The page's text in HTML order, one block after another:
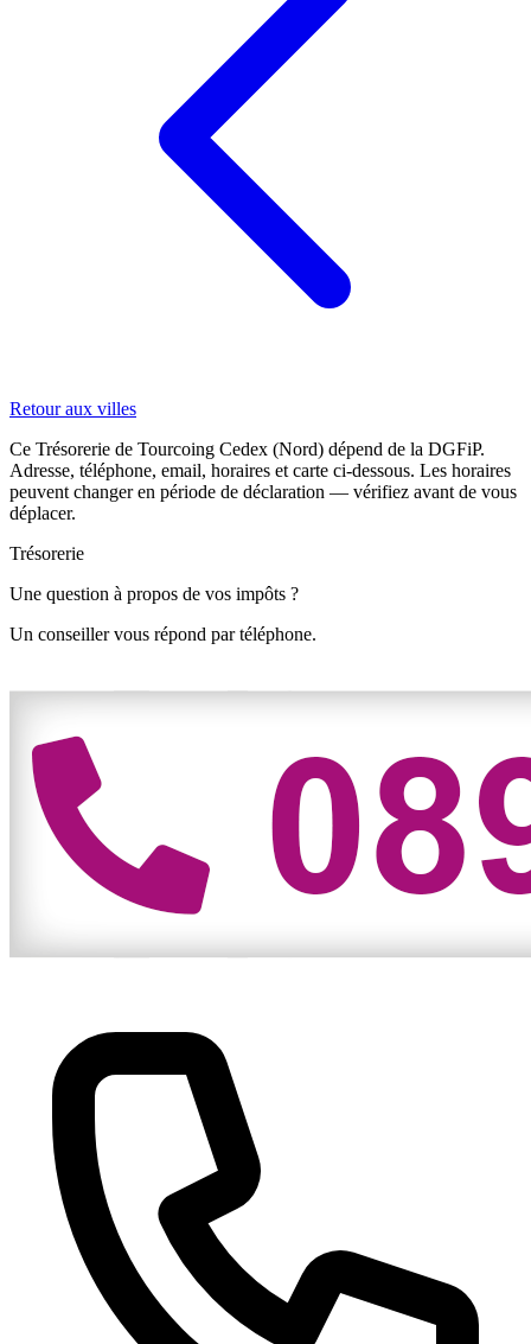
Retour aux villes
Ce Trésorerie de Tourcoing Cedex (Nord) dépend de la DGFiP.
Adresse, téléphone, email, horaires et carte ci-dessous. Les horaires
peuvent changer en période de déclaration — vérifiez avant de vous
déplacer.
Trésorerie
Une question à propos de vos impôts ?
Un conseiller vous répond par téléphone.